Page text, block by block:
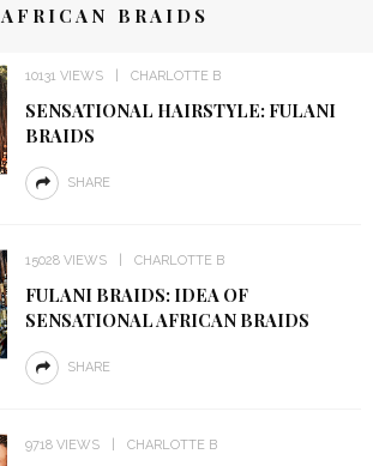
AFRICAN BRAIDS
10131 VIEWS CHARLOTTE B
SENSATIONAL HAIRSTYLE: FULANI
BRAIDS
SHARE
15028 VIEWS CHARLOTTE B
FULANI BRAIDS: IDEA OF
SENSATIONAL AFRICAN BRAIDS
SHARE
9718 VIEWS CHARLOTTE B